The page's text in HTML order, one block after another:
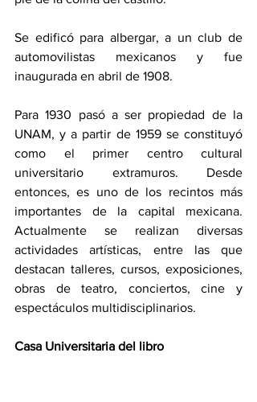
Se edificó para albergar, a un club de
automovilistas mexicanos y fue
inaugurada en abril de 1908.
Para 1930 pasó a ser propiedad de la
UNAM, y a partir de 1959 se constituyó
como el primer centro cultural
universitario extramuros. Desde
entonces, es uno de los recintos más
importantes de la capital mexicana.
Actualmente se realizan diversas
actividades artísticas, entre las que
destacan talleres, cursos, exposiciones,
obras de teatro, conciertos, cine y
espectáculos multidisciplinarios.
Casa Universitaria del libro